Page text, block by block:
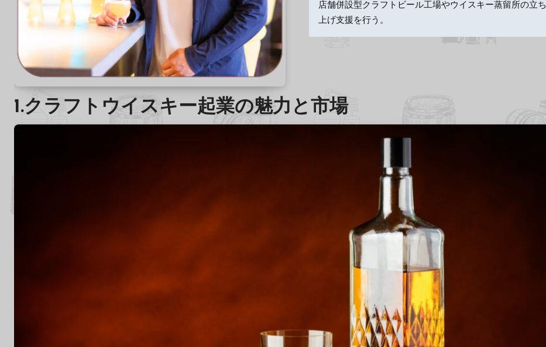
店舗併設型クラフトビール工場やウイスキー蒸留所の立ち
上げ支援を行う。
1.クラフトウイスキー起業の魅力と市場